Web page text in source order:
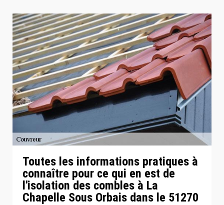
Toutes les informations pratiques à
connaître pour ce qui en est de
l'isolation des combles à La
Chapelle Sous Orbais dans le 51270